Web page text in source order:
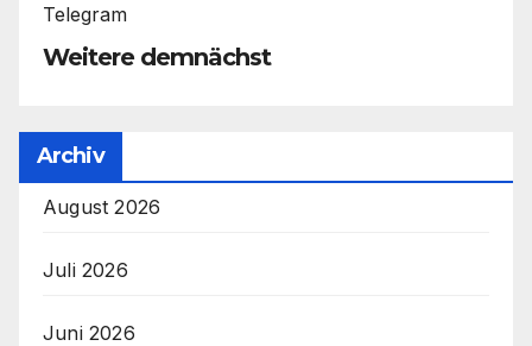
Telegram
Weitere demnächst
Archiv
August 2026
Juli 2026
Juni 2026